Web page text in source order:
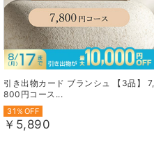
引き出物カード ブランシュ 【3品】 7,
800円コース...
31％OFF
￥5,890